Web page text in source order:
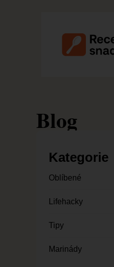
Blog
Kategorie
Oblíbené
Lifehacky
Tipy
Marinády